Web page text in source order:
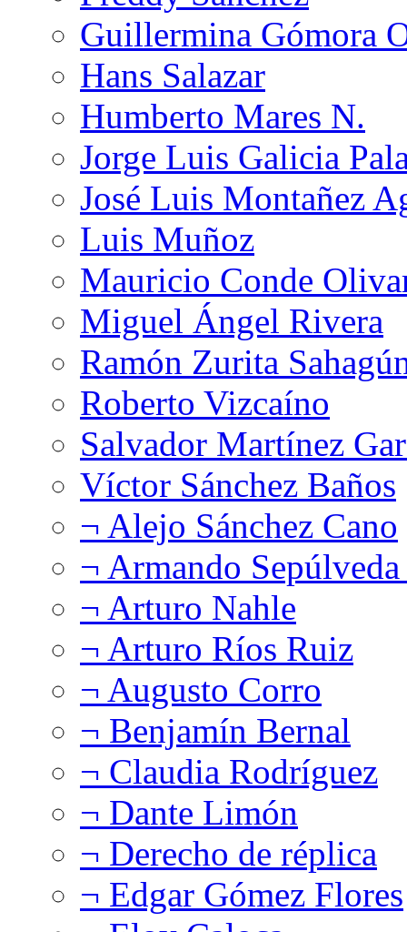
Guillermina Gómora
Hans Salazar
Humberto Mares N.
Jorge Luis Galicia
José Luis Montañez
Luis Muñoz
Mauricio Conde
Miguel Ángel Rivera
Ramón Zurita
Roberto Vizcaíno
Salvador Martínez
Víctor Sánchez Baños
¬ Alejo Sánchez Cano
¬ Armando
¬ Arturo Nahle
¬ Arturo Ríos Ruiz
¬ Augusto Corro
¬ Benjamín Bernal
¬ Claudia Rodríguez
¬ Dante Limón
¬ Derecho de réplica
¬ Edgar Gómez Flores